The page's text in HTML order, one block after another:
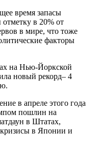
время запасы
в 20% от
в мире, что тоже
факторы
на Нью-Йоркской
новый рекорд– 4
в апреле этого года
пошлин на
в Штатах,
кризисы в Японии и